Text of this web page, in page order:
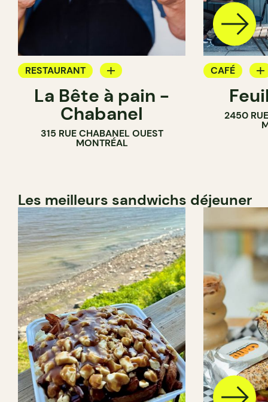
RESTAURANT
CAFÉ
PÂTISSERIE
BOULANGERIE
La Bête à pain -
Chabanel
315 RUE CHABANEL OUEST
MONTRÉAL
CAFÉ
PÂTISSERIE
2450
Les meilleurs sandwichs déjeuner